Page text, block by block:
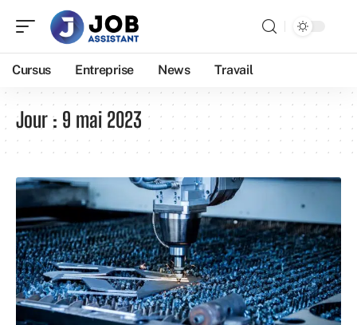
Cursus Entreprise News Travail
Jour : 9 mai 2023